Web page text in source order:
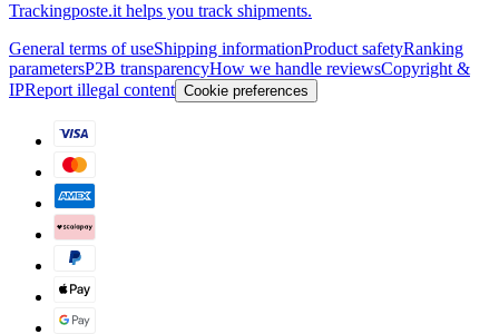
Trackingposte.it helps you track shipments.
General terms of useShipping informationProduct safetyRanking
parametersP2B transparencyHow we handle reviewsCopyright &
IPReport illegal content Cookie preferences